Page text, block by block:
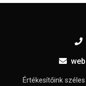
Értékesítőink